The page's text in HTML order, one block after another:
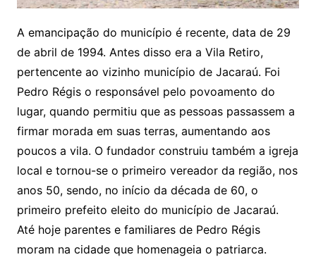
A emancipação do município é recente, data de 29
de abril de 1994. Antes disso era a Vila Retiro,
pertencente ao vizinho município de Jacaraú. Foi
Pedro Régis o responsável pelo povoamento do
lugar, quando permitiu que as pessoas passassem a
firmar morada em suas terras, aumentando aos
poucos a vila. O fundador construiu também a igreja
local e tornou-se o primeiro vereador da região, nos
anos 50, sendo, no início da década de 60, o
primeiro prefeito eleito do município de Jacaraú.
Até hoje parentes e familiares de Pedro Régis
moram na cidade que homenageia o patriarca.